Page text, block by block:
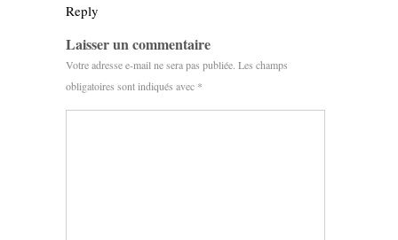
Reply
Laisser un commentaire
Votre adresse e-mail ne sera pas publiée. Les champs
obligatoires sont indiqués avec *